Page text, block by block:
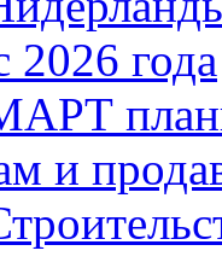
2026 года
и